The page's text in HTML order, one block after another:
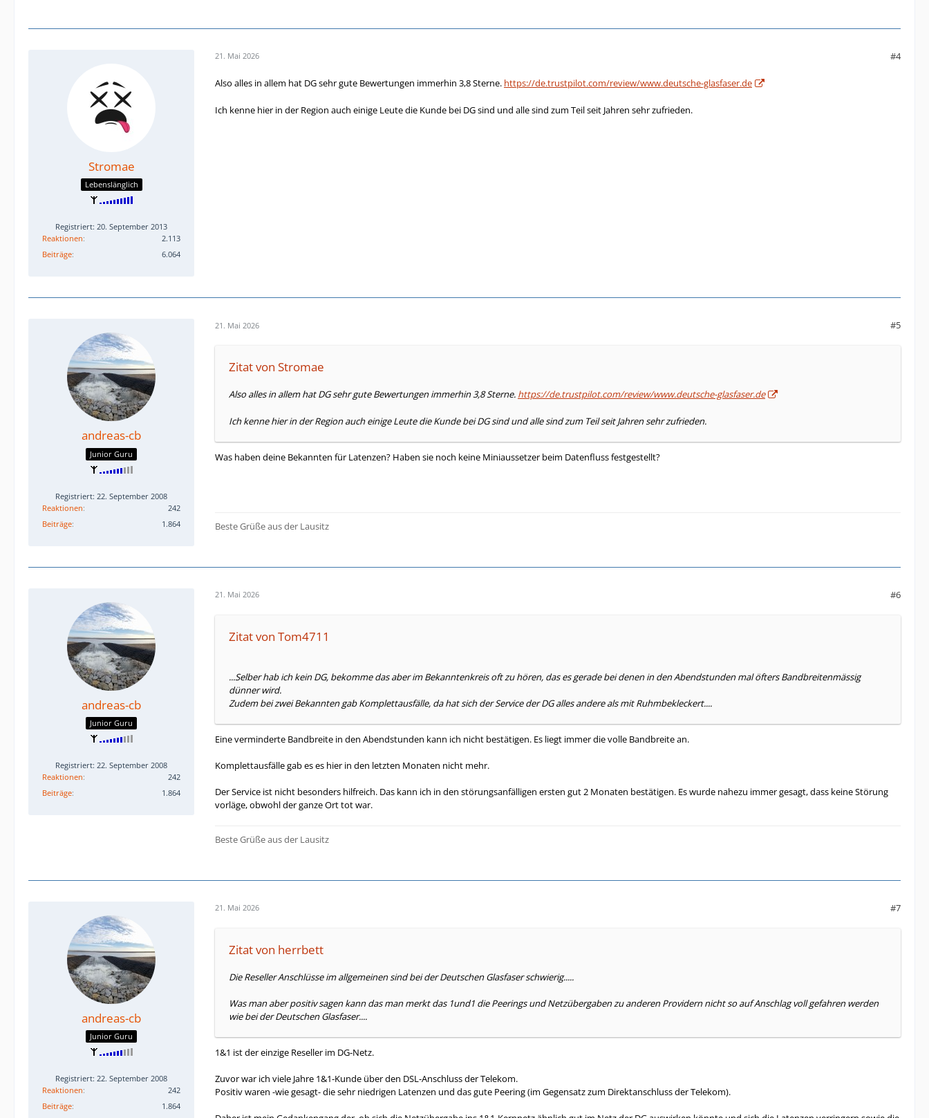
Stromae
Lebenslänglich
Registriert: 20. September 2013
Reaktionen
2.113
Beiträge
6.064
21. Mai 2026 #4
Also alles in allem hat DG sehr gute Bewertungen immerhin 3,8 Sterne. https://de.trustpilot.com/review/www.deutsche-glasfaser.de
Ich kenne hier in der Region auch einige Leute die Kunde bei DG sind und alle sind zum Teil seit Jahren sehr zufrieden.
andreas-cb
Junior Guru
Registriert: 22. September 2008
Reaktionen
242
Beiträge
1.864
21. Mai 2026 #5
Zitat von Stromae
Also alles in allem hat DG sehr gute Bewertungen immerhin 3,8 Sterne. https://de.trustpilot.com/review/www.deutsche-glasfaser.de
Ich kenne hier in der Region auch einige Leute die Kunde bei DG sind und alle sind zum Teil seit Jahren sehr zufrieden.
Was haben deine Bekannten für Latenzen? Haben sie noch keine Miniaussetzer beim Datenfluss festgestellt?
Beste Grüße aus der Lausitz
andreas-cb
Junior Guru
Registriert: 22. September 2008
Reaktionen
242
Beiträge
1.864
21. Mai 2026 #6
Zitat von Tom4711
...Selber hab ich kein DG, bekomme das aber im Bekanntenkreis oft zu hören, das es gerade bei denen in den Abendstunden mal öfters Bandbreitenmässig
dünner wird.
Zudem bei zwei Bekannten gab Komplettausfälle, da hat sich der Service der DG alles andere als mit Ruhmbekleckert....
Eine verminderte Bandbreite in den Abendstunden kann ich nicht bestätigen. Es liegt immer die volle Bandbreite an.
Komplettausfälle gab es es hier in den letzten Monaten nicht mehr.
Der Service ist nicht besonders hilfreich. Das kann ich in den störungsanfälligen ersten gut 2 Monaten bestätigen. Es wurde nahezu immer gesagt, dass keine Störung
vorläge, obwohl der ganze Ort tot war.
Beste Grüße aus der Lausitz
andreas-cb
Junior Guru
Registriert: 22. September 2008
Reaktionen
242
Beiträge
1.864
21. Mai 2026 #7
Zitat von herrbett
Die Reseller Anschlüsse im allgemeinen sind bei der Deutschen Glasfaser schwierig.....
Was man aber positiv sagen kann das man merkt das 1und1 die Peerings und Netzübergaben zu anderen Providern nicht so auf Anschlag voll gefahren werden
wie bei der Deutschen Glasfaser....
1&1 ist der einzige Reseller im DG-Netz.
Zuvor war ich viele Jahre 1&1-Kunde über den DSL-Anschluss der Telekom.
Positiv waren -wie gesagt- die sehr niedrigen Latenzen und das gute Peering (im Gegensatz zum Direktanschluss der Telekom).